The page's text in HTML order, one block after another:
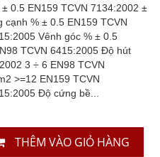
0.5 EN159 TCVN 7134:2002 ±
cạnh % ± 0.5 EN159 TCVN
Vênh góc % ± 0.5
TCVN 6415:2005 Độ hút
3 ÷ 6 EN98 TCVN
>=12 EN159 TCVN
Độ cứng bề...
THÊM VÀO GIỎ HÀNG